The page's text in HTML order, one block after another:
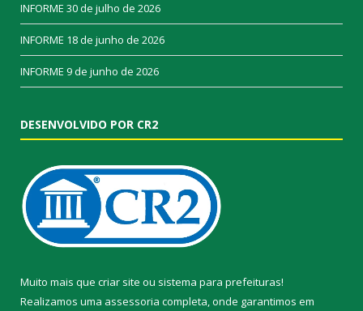
INFORME 30 de julho de 2026
INFORME 18 de junho de 2026
INFORME 9 de junho de 2026
DESENVOLVIDO POR CR2
Muito mais que criar site ou sistema para prefeituras!
Realizamos uma assessoria completa, onde garantimos em